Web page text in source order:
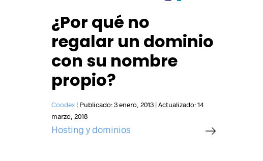
¿Por qué no
regalar un dominio
con su nombre
propio?
Coodex | Publicado:3 enero, 2013 |Actualizado:14
marzo, 2018
Hosting y dominios